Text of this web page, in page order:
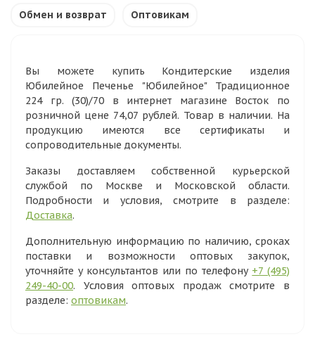
Обмен и возврат Оптовикам
Вы можете купить Кондитерские изделия
Юбилейное Печенье "Юбилейное" Традиционное
224 гр. (30)/70 в интернет магазине Восток по
розничной цене 74,07 рублей. Товар в наличии. На
продукцию имеются все сертификаты и
сопроводительные документы.
Заказы доставляем собственной курьерской
службой по Москве и Московской области.
Подробности и условия, смотрите в разделе:
Доставка.
Дополнительную информацию по наличию, сроках
поставки и возможности оптовых закупок,
уточняйте у консультантов или по телефону +7 (495)
249-40-00. Условия оптовых продаж смотрите в
разделе: оптовикам.